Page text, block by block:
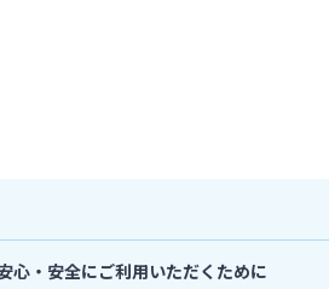
心・安全にご利用いただくために